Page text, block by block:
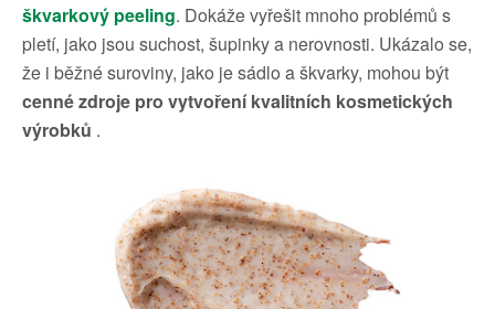
škvarkový peeling. Dokáže vyřešit mnoho problémů s
pletí, jako jsou suchost, šupinky a nerovnosti. Ukázalo se,
že i běžné suroviny, jako je sádlo a škvarky, mohou být
cenné zdroje pro vytvoření kvalitních kosmetických
výrobků .